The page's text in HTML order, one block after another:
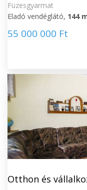
Füzesgyarmat
Eladó vendéglátó, 144
55 000 000 Ft
Otthon és